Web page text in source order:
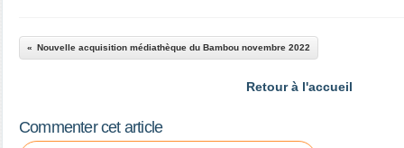
Nouvelle acquisition médiathèque du Bambou novembre 2022
Retour à l'accueil
Commenter cet article